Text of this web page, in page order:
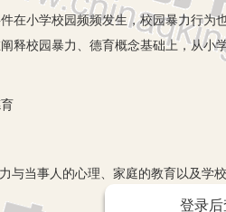
学校园频频发生，校园暴力行为
释校园暴力、德育概念基础上，从
当事人的心理、家庭的教育以及学
则会使不良习惯和暴力行为逐渐上
登录